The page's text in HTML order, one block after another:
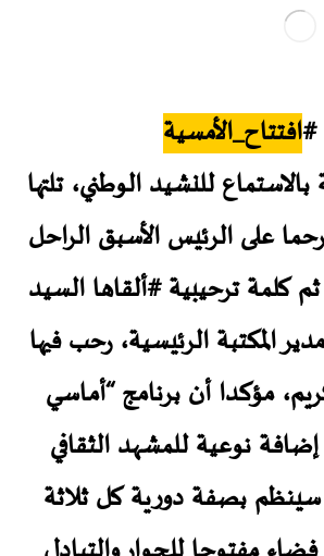
#افتتاح_الأمسية
للنشيد الوطني، تلتها
على الرئيس الأسبق الراحل
ثم كلمة ترحيبية #ألقاها السيد
المكتبة الرئيسية، رحب فيها
مؤكدا أن برنامج “أمـاسـي
إضافة نوعية للمشهد الثقافي
بصفة دورية كل ثلاثة